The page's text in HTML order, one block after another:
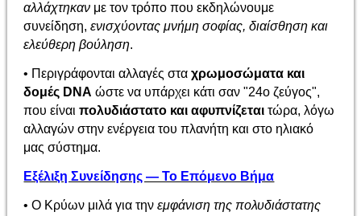
αλλάχτηκαν με τον τρόπο που εκδηλώνουμε
συνείδηση,ενισχύοντας μνήμη σοφίας, διαίσθηση και
ελεύθερη βούληση.
• Περιγράφονται αλλαγές σταχρωμοσώματα και
δομές DNA ώστε να υπάρχει κάτι σαν "24ο ζεύγος",
που είναιπολυδιάστατο και αφυπνίζεται τώρα, λόγω
αλλαγών στην ενέργεια του πλανήτη και στο ηλιακό
μας σύστημα.
Εξέλιξη Συνείδησης — Το Επόμενο Βήμα
• Ο Κρύων μιλά για τηνεμφάνιση της πολυδιάστατης